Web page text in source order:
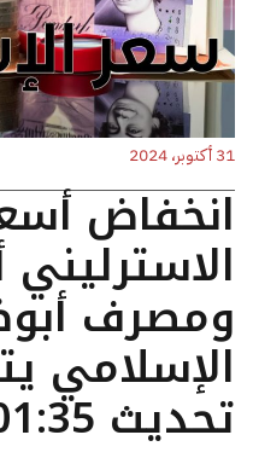
31 أكتوبر، 2024
انخفاض
الاسترليني
ومصرف
الإسلامي
تحديث 01:35 مساءًا